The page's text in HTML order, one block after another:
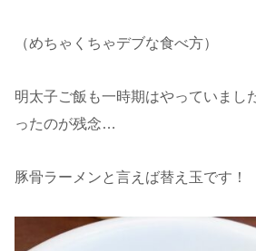
（めちゃくちゃデブな食べ方）
明太子ご飯も一時期はやっていまし
ったのが残念…
豚骨ラーメンと言えば替え玉です！